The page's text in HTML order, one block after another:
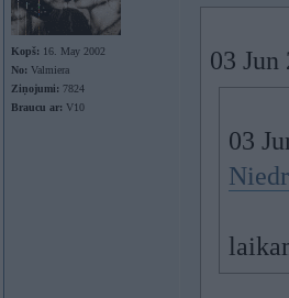
Kopš: 16. May 2002
No: Valmiera
Ziņojumi: 7824
Braucu ar: V10
03
03